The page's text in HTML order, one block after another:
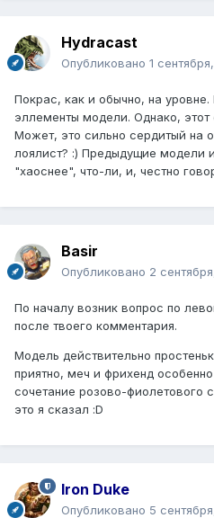
Hydracast
Опубликовано 1
Покрас, как и обычно, на
эллементы модели. Однако,
Может, это сильно сердитый на
лоялист? :) Предыдущие модели
"хаоснее", что-ли, и, честно
Basir
Опубликовано 2
По началу возник вопрос по
после твоего комментария.
Модель действительно
приятно, меч и фрихенд
сочетание розово-фиолетового
это я сказал :D
Iron Duke
Опубликовано 5